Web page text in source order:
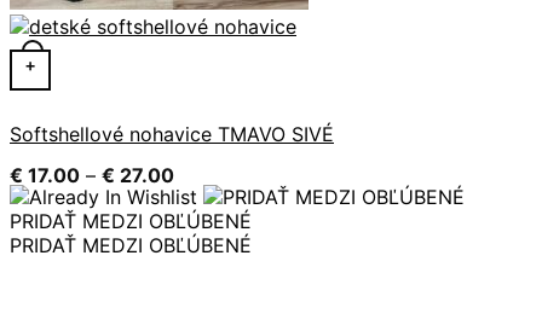
+
Tento produkt má viacero variantov. Možnosti si môžete
Softshellové nohavice TMAVO SIVÉ
€ 17.00 – € 27.00Price
range:
€ 17.00
through
€ 27.00
PRIDAŤ MEDZI OBĽÚBENÉ
PRIDAŤ MEDZI OBĽÚBENÉ